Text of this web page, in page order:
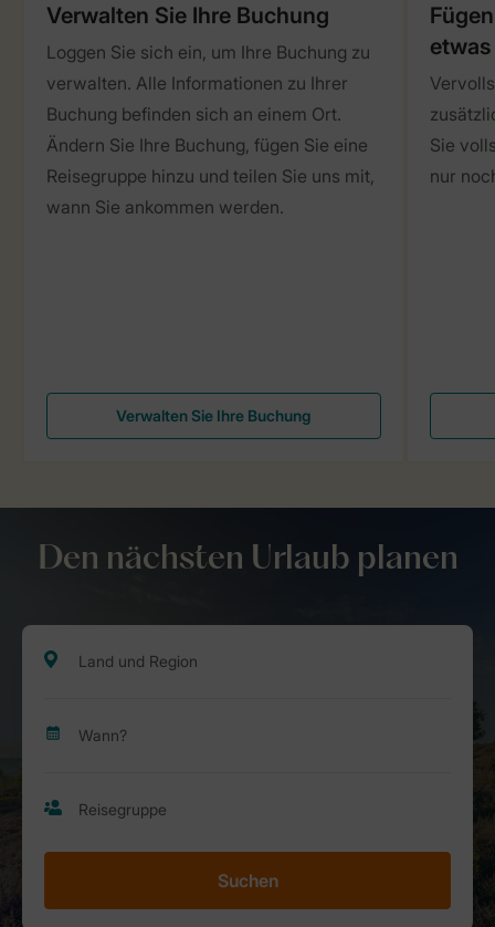
Verwalten Sie Ihre Buchung
Loggen Sie sich ein, um Ihre Buchung zu
verwalten. Alle Informationen zu Ihrer
Buchung befinden sich an einem Ort.
Ändern Sie Ihre Buchung, fügen Sie eine
Reisegruppe hinzu und teilen Sie uns mit,
wann Sie ankommen werden.
Verwalten Sie Ihre Buchung
Sie
nur
Den nächsten Urlaub planen
Suchen